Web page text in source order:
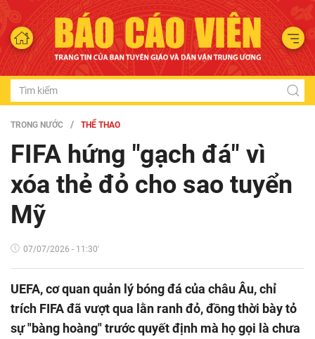
TRONG NƯỚC THỂ THAO
FIFA hứng "gạch đá" vì
xóa thẻ đỏ cho sao tuyển
Mỹ
07/07/2026 - 11:30'
UEFA, cơ quan quản lý bóng đá của châu Âu, chỉ
trích FIFA đã vượt qua lằn ranh đỏ, đồng thời bày tỏ
sự "bàng hoàng" trước quyết định mà họ gọi là chưa